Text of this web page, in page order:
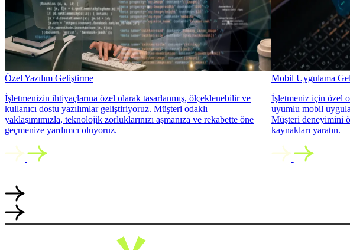
Özel Yazılım Geliştirme
İşletmenizin ihtiyaçlarına özel olarak tasarlanmış, ölçeklenebilir ve
kullanıcı dostu yazılımlar geliştiriyoruz. Müşteri odaklı
yaklaşımımızla, teknolojik zorluklarınızı aşmanıza ve rekabette öne
geçmenize yardımcı oluyoruz.
Mobil Uygulama
İşletmeniz için özel
uyumlu mobil
Müşteri deneyimini
kaynakları yaratın.